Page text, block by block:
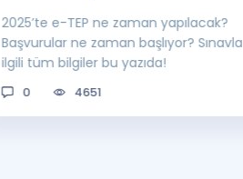
2025’te e-TEP ne zaman yapılacak?
Başvurular ne zaman başlıyor? Sınavla
ilgili tüm bilgiler bu yazıda!
0 4651